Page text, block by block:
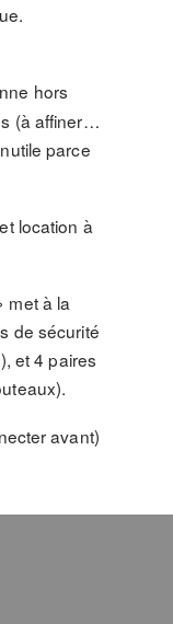
hors
(à affiner…
parce
location à
met à la
de sécurité
et 4 paires
avant)